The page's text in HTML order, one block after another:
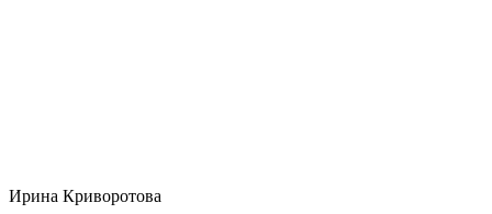
Ирина Криворотова